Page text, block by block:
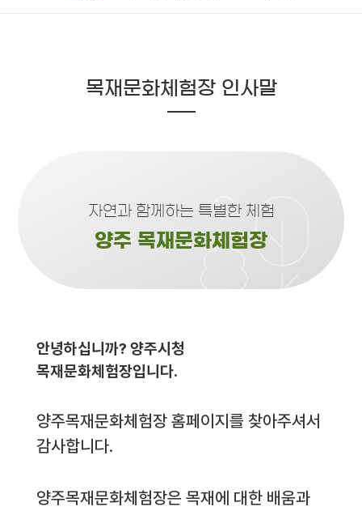
목재문화체험장 인사말
자연과 함께하는 특별한 체험
양주 목재문화체험장
안녕하십니까? 양주시청
목재문화체험장입니다.
양주목재문화체험장 홈페이지를 찾아주셔서
감사합니다.
양주목재문화체험장은 목재에 대한 배움과